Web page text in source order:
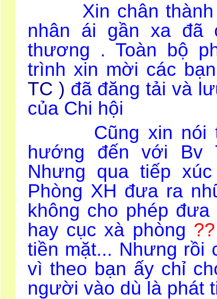
Xin chân thành
nhân ái gần xa đã
thương . Toàn bộ
trình xin mời các
TC ) đã đăng tải và
của Chi hội
Cũng xin nói
hướng đến với Bv
Nhưng qua tiếp
Phòng XH đưa ra
không cho phép
hay cục xà phòng ??
tiền mặt... Nhưng rồi
vì theo bạn ấy chỉ
người vào dù là phát